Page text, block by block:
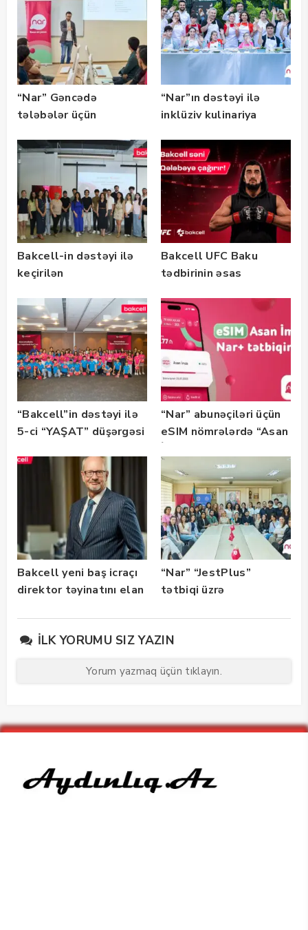
qalibləri ilə görüş
keçirib
“Nar” Gəncədə
tələbələr üçün
təlimləri təşkil edib
“Nar”ın dəstəyi ilə
inklüziv kulinariya
keçirilib — Fotolar
Bakcell-in dəstəyi ilə
keçirilən
Bootcamp” başladı
Bakcell UFC Baku
tədbirinin əsas
“Bakcell”in dəstəyi ilə
5-ci “YAŞAT” düşərgəsi
“Nar” abunəçiləri üçün
eSIM nömrələrdə “Asan
istifadəyə verildi
Bakcell yeni baş icraçı
direktor təyinatını elan
“Nar” “JestPlus”
tətbiqi üzrə
İLK YORUMU SIZ YAZIN
Yorum yazmaq üçün tıklayın.